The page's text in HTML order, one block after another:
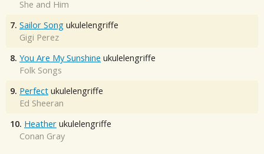
She and Him
7. Sailor Song ukulelengriffe
Gigi Perez
8. You Are My Sunshine ukulelengriffe
Folk Songs
9. Perfect ukulelengriffe
Ed Sheeran
10. Heather ukulelengriffe
Conan Gray